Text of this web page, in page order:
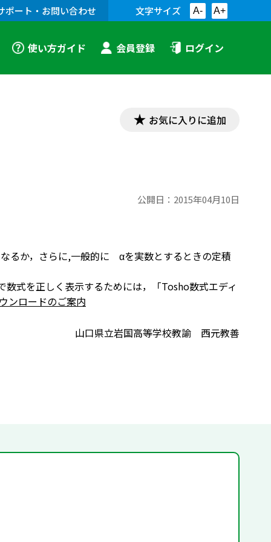
ポート・お問い合わせ 文字サイズ A- A+
使い方ガイド 会員登録 ログイン
お気に入りに追加
公開日： 2015年04月10日
るか，さらに,一般的に αを実数とするときの定積
式を正しく表示するためには，「Tosho数式エディ
ンロードのご案内
山口県立岩国高等学校教諭 西元教善